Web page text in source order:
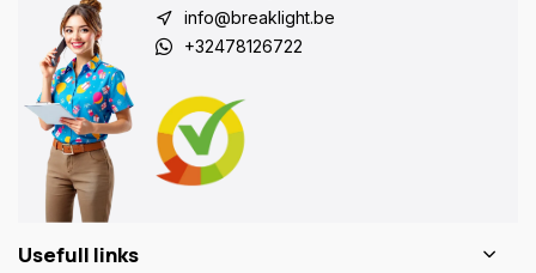
info@breaklight.be
+32478126722
Usefull links